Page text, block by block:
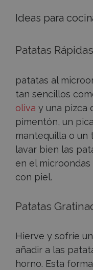
Ideas para
Patatas Rápidas
patatas al
tan sencillos
oliva y una pizca
pimentón, un
mantequilla o un
lavar bien las
en el
con piel.
Patatas
Hierve y sofríe
añadir a las
horno. Esta